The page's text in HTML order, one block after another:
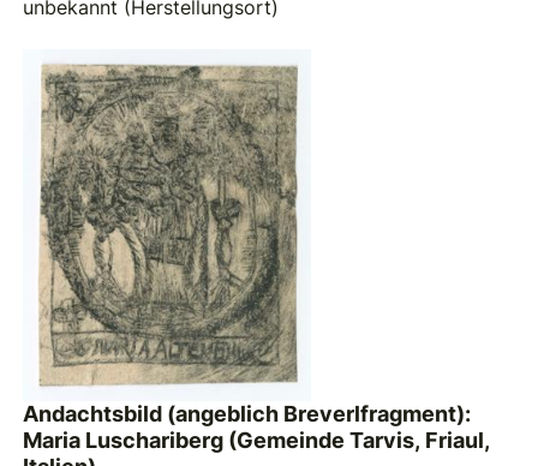
unbekannt (Herstellungsort)
Andachtsbild (angeblich Breverlfragment):
Maria Luschariberg (Gemeinde Tarvis, Friaul,